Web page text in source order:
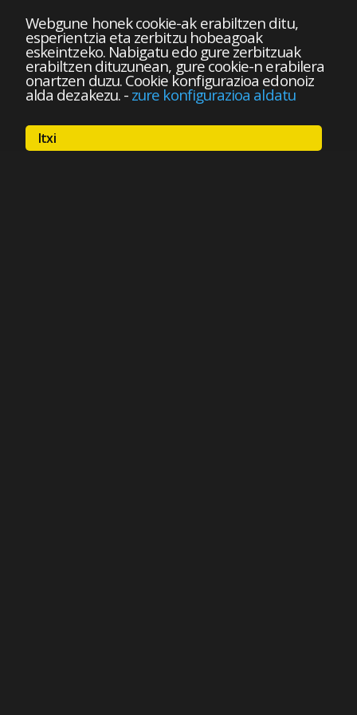
Webgune honek cookie-ak erabiltzen ditu,
esperientzia eta zerbitzu hobeagoak
eskeintzeko. Nabigatu edo gure zerbitzuak
erabiltzen dituzunean, gure cookie-n erabilera
onartzen duzu. Cookie konfigurazioa edonoiz
alda dezakezu.- zure konfigurazioa aldatu
Itxi